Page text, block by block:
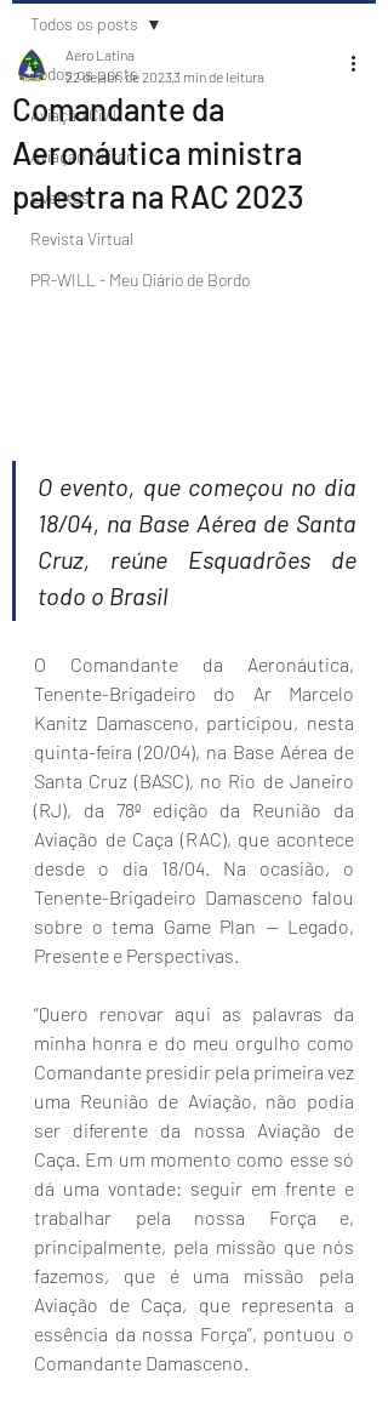
Todos os posts
Aviação Civil
Aviação Militar
Eventos
Revista Virtual
PR-WILL - Meu Diário de Bordo
Todos os posts
Comandante da
Aeronáutica ministra
palestra na RAC 2023
Aero Latina
22 de abr. de 20233 min de leitura
O evento, que começou no dia
18/04, na Base Aérea de Santa
Cruz, reúne Esquadrões de
todo o Brasil
O Comandante da Aeronáutica,
Tenente-Brigadeiro do Ar Marcelo
Kanitz Damasceno, participou, nesta
quinta-feira (20/04), na Base Aérea de
Santa Cruz (BASC), no Rio de Janeiro
(RJ), da 78º edição da Reunião da
Aviação de Caça (RAC), que acontece
desde o dia 18/04. Na ocasião, o
Tenente-Brigadeiro Damasceno falou
sobre o tema Game Plan — Legado,
Presente e Perspectivas.
“Quero renovar aqui as palavras da
minha honra e do meu orgulho como
Comandante presidir pela primeira vez
uma Reunião de Aviação, não podia
ser diferente da nossa Aviação de
Caça. Em um momento como esse só
dá uma vontade: seguir em frente e
trabalhar pela nossa Força e,
principalmente, pela missão que nós
fazemos, que é uma missão pela
Aviação de Caça, que representa a
essência da nossa Força”, pontuou o
Comandante Damasceno.